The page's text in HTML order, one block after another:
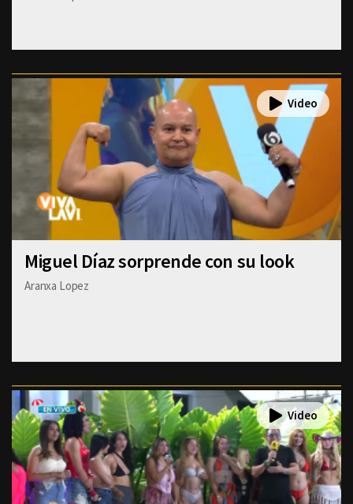
Miguel Díaz sorprende con su look
Aranxa Lopez